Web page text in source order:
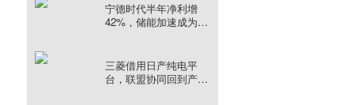
宁德时代半年净利增
42%，储能加速成为第
三菱借用日产纯电平
台，联盟协同回到产品